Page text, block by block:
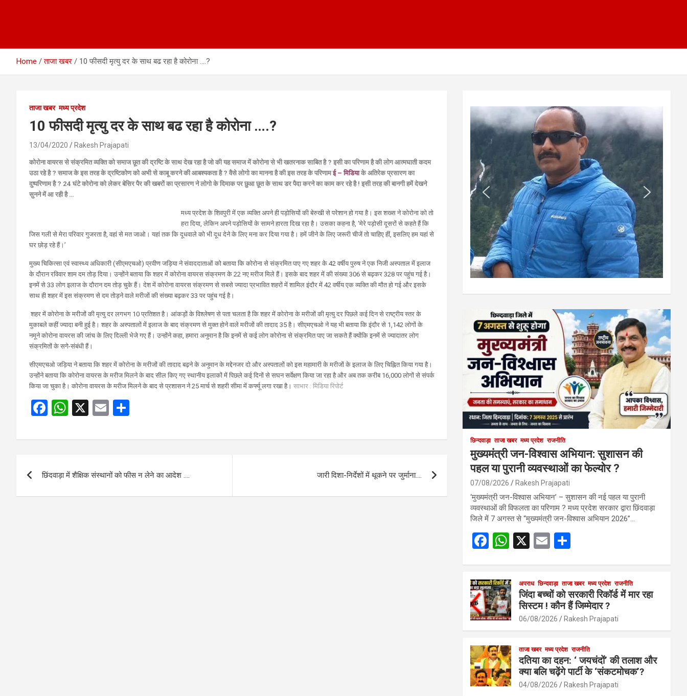
Home ताजा खबर 10 फीसदी मृत्यु दर के साथ बढ रहा है कोरोना ….?
ताजा खबर मध्य प्रदेश
10 फीसदी मृत्यु दर के साथ बढ रहा है कोरोना ….?
13/04/2020 Rakesh Prajapati
कोरोना वायरस से संक्रमित व्यक्ति को समाज छूत की द्रष्टि के साथ देख रहा है जो की यह समाज में कोरोना से भी खतरनाक साबित है ? इसी का परिणाम है की लोग आत्मघाती कदम
उठा रहे है ? समाज के इस तरह के द्रष्टिकोण को अभी से काबू करने की आबश्यकता है ? वैसे लोगो का मानना है की इस तरह के परिणामई – मिडियाके अतिरेक प्रसारण का
दुष्परिणाम है ? 24 घंटे कोरोना को लेकर बेसिर पैर की खबरों का प्रसारण ने लोगो के दिमाक पर छुआ छूत के साथ डर पैदा करने का काम कर रहे है ! इसी तरह की बानगी हमें देखने
सुनने में आ रही है …
मध्य प्रदेश के शिवपुरी में एक व्यक्ति अपने ही पड़ोसियों की बेरुखी से परेशान हो गया है। इस शख्स ने कोरोना को तो
हरा दिया, लेकिन अपने पड़ोसियों के सामने हारता दिख रहा है। उसका कहना है, ‘मेरे पड़ोसी दूसरों से कहते हैं कि
जिस गली से मेरा परिवार गुजरता है, वहां से मत जाओ। यहां तक कि दूधवाले को भी दूध देने के लिए मना कर दिया गया है। हमें जीने के लिए जरूरी चीजें तो चाहिए हीं, इसलिए हम यहां से
घर छोड़ रहे हैं।’
मुख्य चिकित्सा एवं स्वास्थ्य अधिकारी (सीएमएचओ) प्रवीण जड़िया ने संवाददाताओं को बताया कि कोरोना से संक्रमित पाए गए शहर के 42 वर्षीय पुरुष ने एक निजी अस्पताल में इलाज
के दौरान रविवार शाम दम तोड़ दिया। उन्होंने बताया कि शहर में कोरोना वायरस संक्रमण के 22 नए मरीज मिले हैं। इसके बाद शहर में की संख्या 306 से बढ़कर 328 पर पहुंच गई है।
इनमें से 33 लोग इलाज के दौरान दम तोड़ चुके हैं। देश में कोरोना वायरस संक्रमण से सबसे ज्यादा प्रभावित शहरों में शामिल इंदौर में 42 वर्षीय एक व्यक्ति की मौत हो गई और इसके
साथ ही शहर में इस संक्रमण से दम तोड़ने वाले मरीजों की संख्या बढ़कर 33 पर पहुंच गई है।
शहर में कोरोना के मरीजों की मृत्यु दर लगभग 10 प्रतिशत है। आंकड़ों के विश्लेषण से पता चलता है कि शहर में कोरोना के मरीजों की मृत्यु दर पिछले कई दिन से राष्ट्रीय स्तर के
मुकाबले कहीं ज्यादा बनी हुई है। शहर के अस्पतालों में इलाज के बाद संक्रमण से मुक्त होने वाले मरीजों की तादाद 35 है। सीएमएचओ ने यह भी बताया कि इंदौर से 1,142 लोगों के
नमूने कोरोना वायरस की जांच के लिए दिल्ली भेजे गए हैं। उन्होंने कहा, हमारा अनुमान है कि इनमें से कई लोग कोरोना से संक्रमित पाए जा सकते हैं क्योंकि इनमें से ज्यादातर लोग
संक्रमितों के सगे-संबंधी हैं।
सीएमएचओ जड़िया ने बताया कि शहर में कोरोना के मरीजों की तादाद बढ़ने के अनुमान के मद्देनजर दो और अस्पतालों को इस महामारी के मरीजों के इलाज के लिए चिह्नित किया गया है।
उन्होंने बताया कि कोरोना वायरस के मरीज मिलने के बाद सील किए गए स्थानीय इलाकों में पिछले कई दिनों से सघन सर्वेक्षण किया जा रहा है और अब तक करीब 16,000 लोगों से संपर्क
किया जा चुका है। कोरोना वायरस के मरीज मिलने के बाद से प्रशासन ने 25 मार्च से शहरी सीमा में कर्फ्यू लगा रखा है। साभार : मिडिया रिपोर्ट
F
ce
o
W
at
A
X
E
ail ar
navigation
छिंदवाड़ा में शैक्षिक संस्थानों को फीस न लेने का आदेश …. जारी दिशा-निर्देशों में थूकने पर जुर्माना….
छिन्दवाड़ा ताजा खबर मध्य प्रदेश राजनीति
मुख्यमंत्री जन-विश्वास अभियान: सुशासन की
पहल या पुरानी व्यवस्थाओं का फेल्योर ?
07/08/2026 Rakesh Prajapati
‘मुख्यमंत्री जन-विश्वास अभियान’ – सुशासन की नई पहल या पुरानी
व्यवस्थाओं की विफलता का परिणाम ? मध्य प्रदेश सरकार द्वारा छिंदवाड़ा
जिले में 7 अगस्त से “मुख्यमंत्री जन-विश्वास अभियान 2026”…
F
b
o
o
W
s
A
p
X
E
e
अपराध छिन्दवाड़ा ताजा खबर मध्य प्रदेश राजनीति
जिंदा बच्चों को सरकारी रिकॉर्ड में मार रहा
सिस्टम ! कौन हैं जिम्मेदार ?
06/08/2026 Rakesh Prajapati
ताजा खबर मध्य प्रदेश राजनीति
दतिया का दहन: ‘ जयचंदों’ की तलाश और
क्या बलि चढ़ेंगे पार्टी के ‘संकटमोचक’?
04/08/2026 Rakesh Prajapati